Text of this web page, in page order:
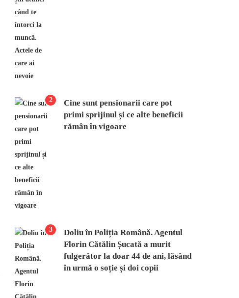
2
Cine sunt pensionarii care pot
primi sprijinul și ce alte beneficii
rămân în vigoare
3
Doliu în Poliția Română. Agentul
Florin Cătălin Șucată a murit
fulgerător la doar 44 de ani, lăsând
în urmă o soție și doi copii